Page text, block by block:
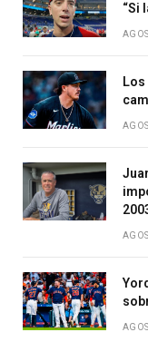
“Si